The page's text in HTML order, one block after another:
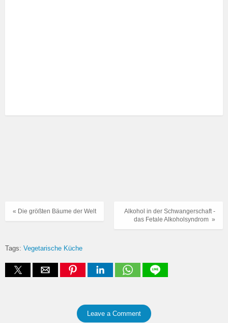
Alkohol in der Schwangerschaft -
das Fetale Alkoholsyndrom »
« Die größten Bäume der Welt
Tags: Vegetarische Küche
Leave a Comment